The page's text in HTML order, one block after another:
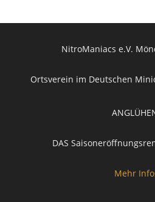
NitroManiacs e.V.
Ortsverein im Deutschen
DAS
Mehr